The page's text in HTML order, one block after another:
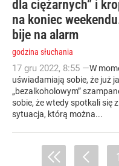
dla ciężarnych” i
na koniec
bije na alarm
godzina słuchania
17 gru 2022, 8:55 —W
uświadamiają sobie, że już
„bezalkoholowym”
sobie, że wtedy spotkali się
sytuacja, którą można...
1